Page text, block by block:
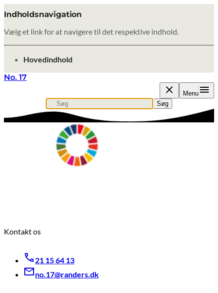
Indholdsnavigation
Vælg et link for at navigere til det respektive indhold.
gå til
Hovedindhold
No. 17
Menu
Søg efter indhold, nyheder eller artikler
Søg
Kontakt os
21 15 64 13
no.17@randers.dk